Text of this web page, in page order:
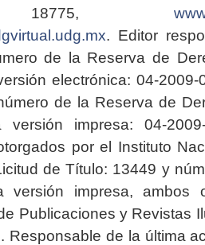
18775,
. Editor
de la Reserva de
electrónica: 04-2009-
de la Reserva de
impresa: 04-2009-
por el Instituto
de Título: 13449 y
versión impresa, ambos
Publicaciones y Revistas
Responsable de la última